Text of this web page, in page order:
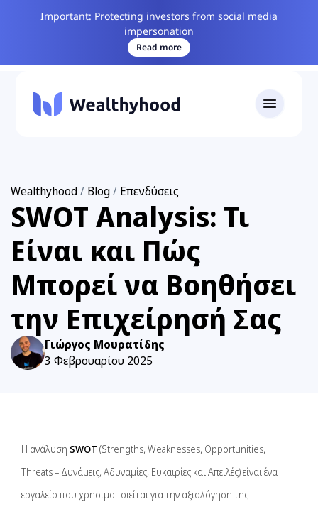
Important: Protecting investors from social media
impersonation
Read more
Wealthyhood/ Blog/ Επενδύσεις
SWOT Analysis: Τι
Είναι και Πώς
Μπορεί να Βοηθήσει
την Επιχείρησή Σας
Γιώργος Μουρατίδης
3 Φεβρουαρίου 2025
Η ανάλυση SWOT (Strengths, Weaknesses, Opportunities,
Threats – Δυνάμεις, Αδυναμίες, Ευκαιρίες και Απειλές) είναι ένα
εργαλείο που χρησιμοποιείται για την αξιολόγηση της